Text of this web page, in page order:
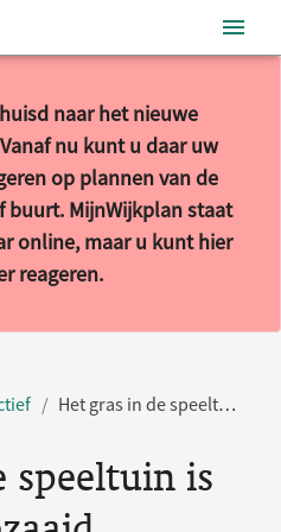
naar het nieuwe
nu kunt u daar uw
op plannen van de
buurt. MijnWijkplan staat
online, maar u kunt hier
reageren.
Het gras in de speeltuin is opnieuw ingezaaid
speeltuin is